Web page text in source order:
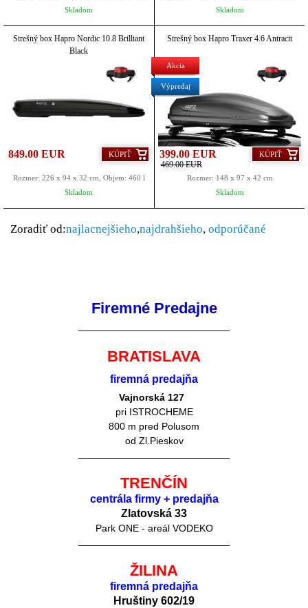
Skladom
Skladom
Strešný box Hapro Nordic 10.8 Brilliant
Black
849.00 EUR KÚPIŤ
Rozmer: 226 x 94 x 32 cm, Objem: 460 l
Skladom
Akcia
Výpredaj
Strešný box Hapro Traxer 4.6 Antracit
399.00 EUR
469.00 EUR
KÚPIŤ
Rozmer: 148 x 97 x 42 cm
Skladom
Zoradiť od:najlacnejšieho,najdrahšieho, odporúčané
Firemné Predajne
BRATISLAVA
firemná predajňa
Vajnorská 127
pri ISTROCHEME
800 m pred Polusom
od Zl.Pieskov
TRENČÍN
centrála firmy + predajňa
Zlatovská 33
Park ONE - areál VODEKO
ŽILINA
firemná predajňa
Hruštiny 602/19